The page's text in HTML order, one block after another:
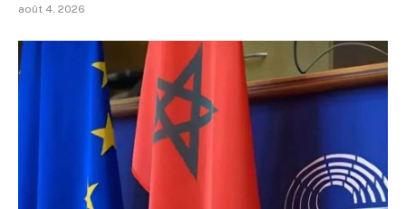
août 4, 2026